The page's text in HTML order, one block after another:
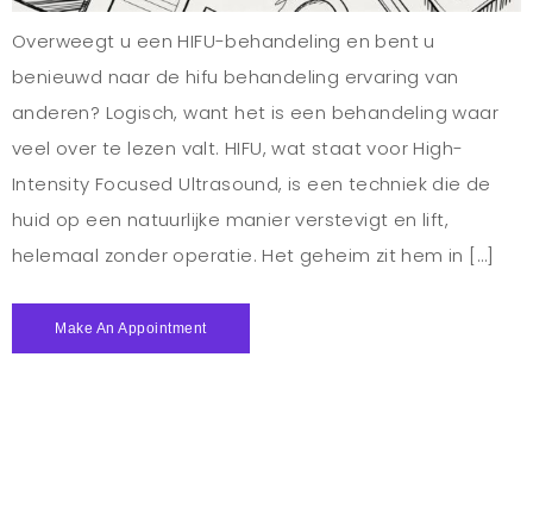
Overweegt u een HIFU-behandeling en bent u
benieuwd naar de hifu behandeling ervaring van
anderen? Logisch, want het is een behandeling waar
veel over te lezen valt. HIFU, wat staat voor High-
Intensity Focused Ultrasound, is een techniek die de
huid op een natuurlijke manier verstevigt en lift,
helemaal zonder operatie. Het geheim zit hem in […]
Make An Appointment